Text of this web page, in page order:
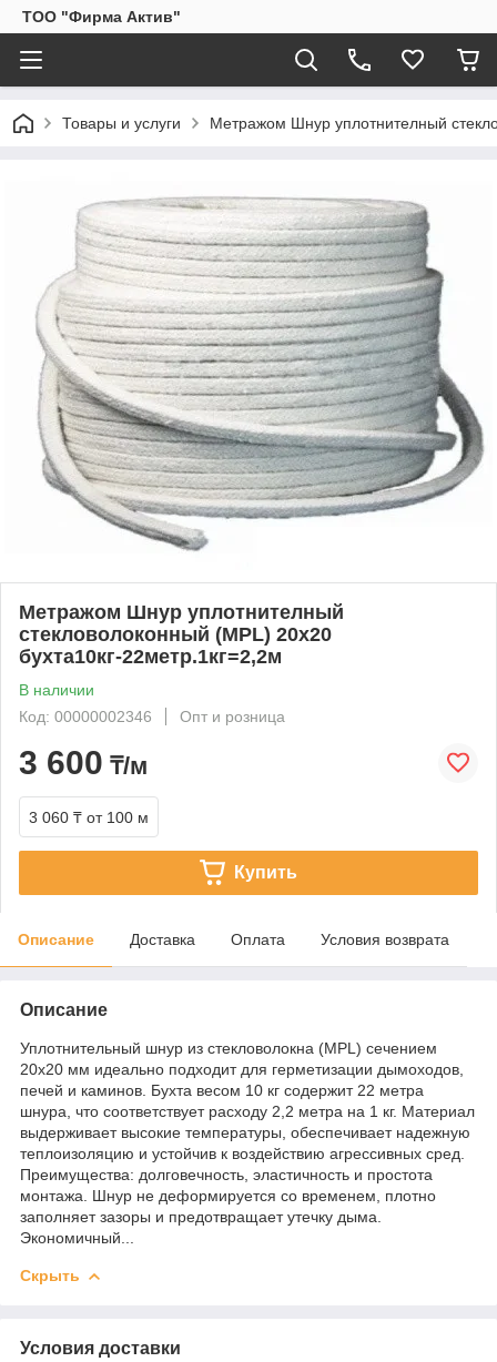
ТОО "Фирма Актив"
Товары и услуги Метражом Шнур уплотнителный
Метражом Шнур уплотнителный
стекловолоконный (MPL) 20х20
бухта10кг-22метр.1кг=2,2м
В наличии
Код: 00000002346
Опт и розница
3 600 ₸/м
3 060 ₸ от 100 м
Купить
Описание Доставка Оплата Условия возврата
Описание
Уплотнительный шнур из стекловолокна (MPL) сечением
20х20 мм идеально подходит для герметизации дымоходов,
печей и каминов. Бухта весом 10 кг содержит 22 метра
шнура, что соответствует расходу 2,2 метра на 1 кг. Материал
выдерживает высокие температуры, обеспечивает надежную
теплоизоляцию и устойчив к воздействию агрессивных сред.
Преимущества: долговечность, эластичность и простота
монтажа. Шнур не деформируется со временем, плотно
заполняет зазоры и предотвращает утечку дыма.
Экономичный...
Скрыть
Условия доставки